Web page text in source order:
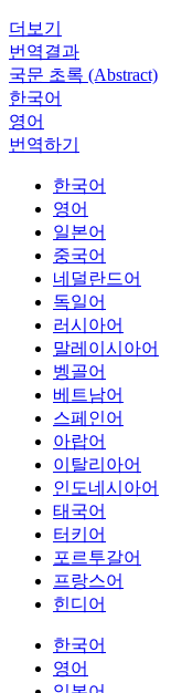
더보기
번역결과
국문 초록 (Abstract)
한국어
영어
번역하기
한국어
영어
일본어
중국어
네덜란드어
독일어
러시아어
말레이시아어
벵골어
베트남어
스페인어
아랍어
이탈리아어
인도네시아어
태국어
터키어
포르투갈어
프랑스어
힌디어
한국어
영어